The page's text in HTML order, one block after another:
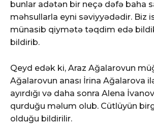
bunlar adətən bir neçə dəfə baha
məhsullarla eyni səviyyədədir. Biz
münasib qiymətə təqdim edə
bildirib.
Qeyd edək ki, Araz Ağalarovun
Ağalarovun anası İrina Ağalarova
ayırdığı və daha sonra Alena
qurduğu məlum olub. Cütlüyün
olduğu bildirilir.